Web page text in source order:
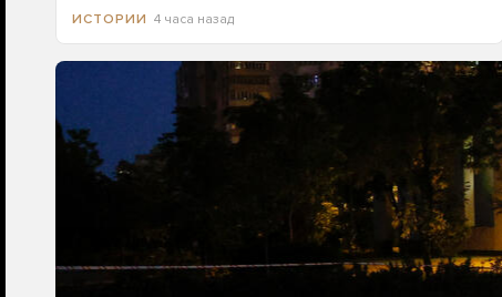
ИСТОРИИ 4 часа назад